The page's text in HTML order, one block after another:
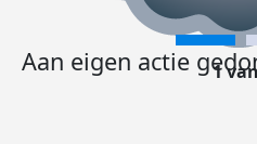
Aan eigen actie 1